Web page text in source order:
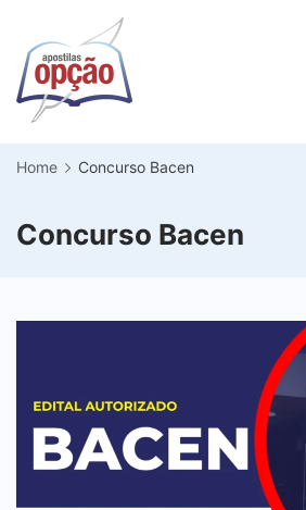
content
Home Concurso Bacen
Concurso Bacen